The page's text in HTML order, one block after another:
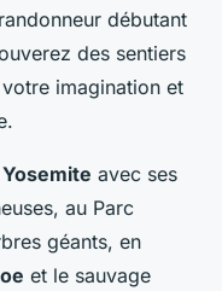
débutant
des sentiers
imagination et
Yosemite avec ses
au Parc
géants, en
et le sauvage